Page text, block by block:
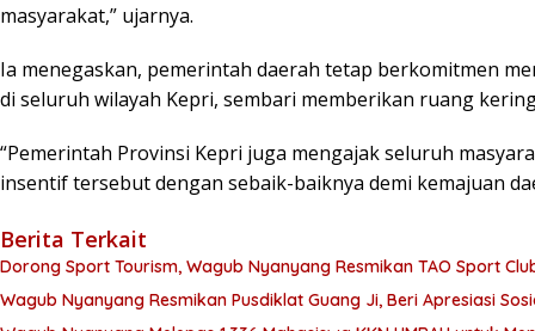
masyarakat,” ujarnya.
Ia menegaskan, pemerintah daerah tetap berkomitmen
di seluruh wilayah Kepri, sembari memberikan ruang
“Pemerintah Provinsi Kepri juga mengajak seluruh
insentif tersebut dengan sebaik-baiknya demi kemajuan
Berita Terkait
Dorong Sport Tourism, Wagub Nyanyang Resmikan TAO Sport
Wagub Nyanyang Resmikan Pusdiklat Guang Ji, Beri Apresiasi